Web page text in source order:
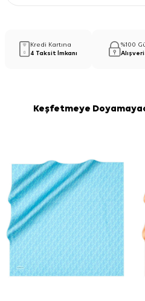
Kredi Kartına
4 Taksit İmkanı
%100
Keşfetmeye